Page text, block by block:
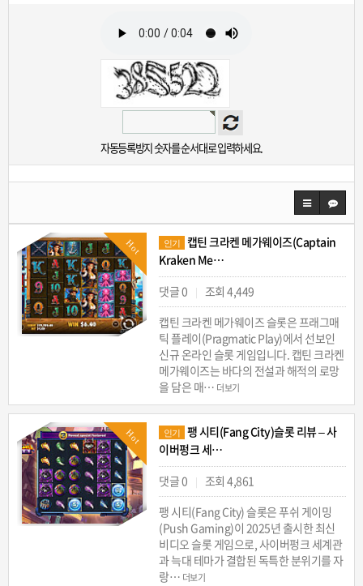
자동등록방지 숫자를 순서대로 입력하세요.
Hot 인기
캡틴 크라켄 메가웨이즈(Captain
Kraken Me…
댓글 0
| 조회 4,449
캡틴 크라켄 메가웨이즈 슬롯은 프래그매
틱 플레이(Pragmatic Play)에서 선보인
신규 온라인 슬롯 게임입니다. 캡틴 크라켄
메가웨이즈는 바다의 전설과 해적의 로망
을 담은 매… 더보기
Hot 인기
팽 시티(Fang City)슬롯 리뷰 – 사
이버펑크 세…
댓글 0
| 조회 4,861
팽 시티(Fang City) 슬롯은 푸쉬 게이밍
(Push Gaming)이 2025년 출시한 최신
비디오 슬롯 게임으로, 사이버펑크 세계관
과 늑대 테마가 결합된 독특한 분위기를 자
랑… 더보기